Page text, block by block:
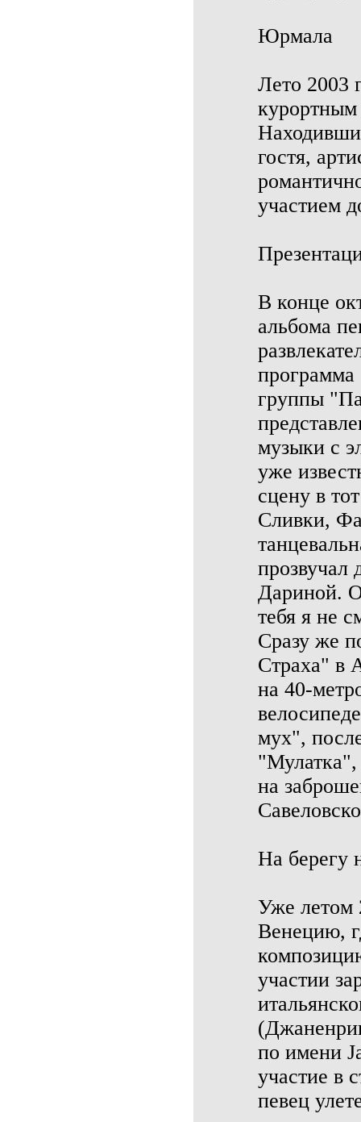
Юрмала
Лето 2003
гостя,
участием
В конце
альбома
группы
музыки с
уже
сцену в
Сливки,
Дариной.
тебя я не
Сразу же
Страха" в
на 40-
мух",
"Мулатка",
на
На берегу
Уже летом
Венецию,
участии
по имени
участие в
певец